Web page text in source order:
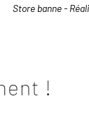
Store banne -
!